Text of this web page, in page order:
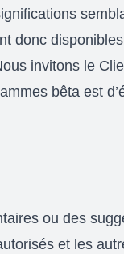
donc
invitons le
bêta est
ou des
et les